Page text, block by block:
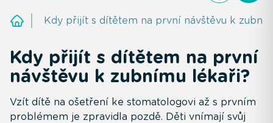
Kdy přijít s dítětem na první návštěvu k
Kdy přijít s dítětem na první
návštěvu k zubnímu lékaři?
Vzít dítě na ošetření ke stomatologovi až s prvním
problémem je zpravidla pozdě. Děti vnímají svůj